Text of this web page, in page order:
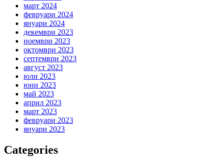
март 2024
февруари 2024
януари 2024
декември 2023
ноември 2023
октомври 2023
септември 2023
август 2023
юли 2023
юни 2023
май 2023
април 2023
март 2023
февруари 2023
януари 2023
Categories